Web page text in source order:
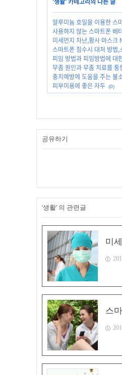
알루미늄 호일을 이용한 스
사용하지 않는 스마트폰 배
미세먼지 차난,황사 마스크
스마트폰 침수시 대처 방법
피임 방법과 피임방법에 대
무좀 원인과 무좀 치료를 통
충치예방에 도움을 주는 불
피부미용에 좋은 자두 (0)
공유하기
'생활' 의 관련글
미
스